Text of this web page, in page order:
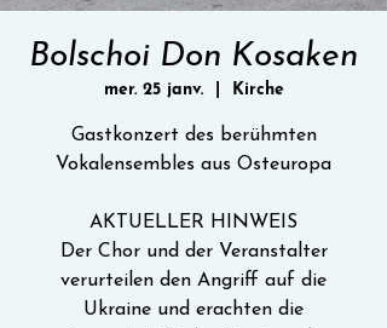
Bolschoi Don Kosaken
mer. 25 janv.
  |
Kirche
Gastkonzert des berühmten
Vokalensembles aus Osteuropa
AKTUELLER HINWEIS
Der Chor und der Veranstalter
verurteilen den Angriff auf die
Ukraine und erachten die